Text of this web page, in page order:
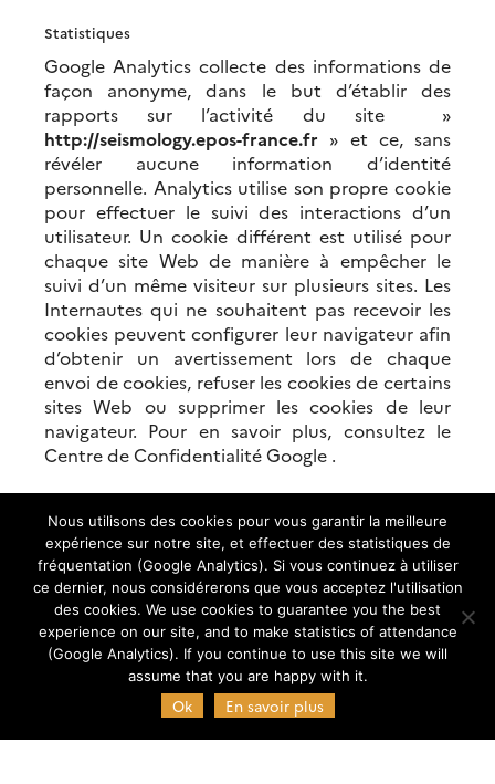
Statistiques
Google Analytics collecte des informations de
façon anonyme, dans le but d’établir des
rapports sur l’activité du site »
http://seismology.epos-france.fr » et ce, sans
révéler aucune information d’identité
personnelle. Analytics utilise son propre cookie
pour effectuer le suivi des interactions d’un
utilisateur. Un cookie différent est utilisé pour
chaque site Web de manière à empêcher le
suivi d’un même visiteur sur plusieurs sites. Les
Internautes qui ne souhaitent pas recevoir les
cookies peuvent configurer leur navigateur afin
d’obtenir un avertissement lors de chaque
envoi de cookies, refuser les cookies de certains
sites Web ou supprimer les cookies de leur
navigateur. Pour en savoir plus, consultez le
Centre de Confidentialité Google .
Nous utilisons des cookies pour vous garantir la meilleure
expérience sur notre site, et effectuer des statistiques de
fréquentation (Google Analytics). Si vous continuez à utiliser
ce dernier, nous considérerons que vous acceptez l'utilisation
des cookies. We use cookies to guarantee you the best
experience on our site, and to make statistics of attendance
(Google Analytics). If you continue to use this site we will
assume that you are happy with it.
Ok En savoir plus